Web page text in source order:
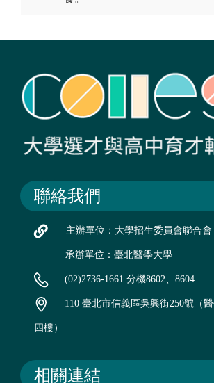
聯絡我們
主辦單位：大學招生委員會聯合會
承辦單位：臺北醫學大學
(02)2736-1661 分機8602、8604
110 臺北市信義區吳興街250號（
四樓）
相關連結